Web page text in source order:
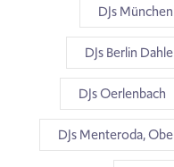
DJs München
DJs Berlin
DJs Oerlenbach
DJs Menteroda,